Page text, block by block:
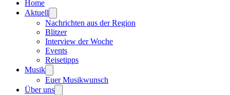
Home
Aktuell
Nachrichten aus der Region
Blitzer
Interview der Woche
Events
Reisetipps
Musik
Euer Musikwunsch
Über uns